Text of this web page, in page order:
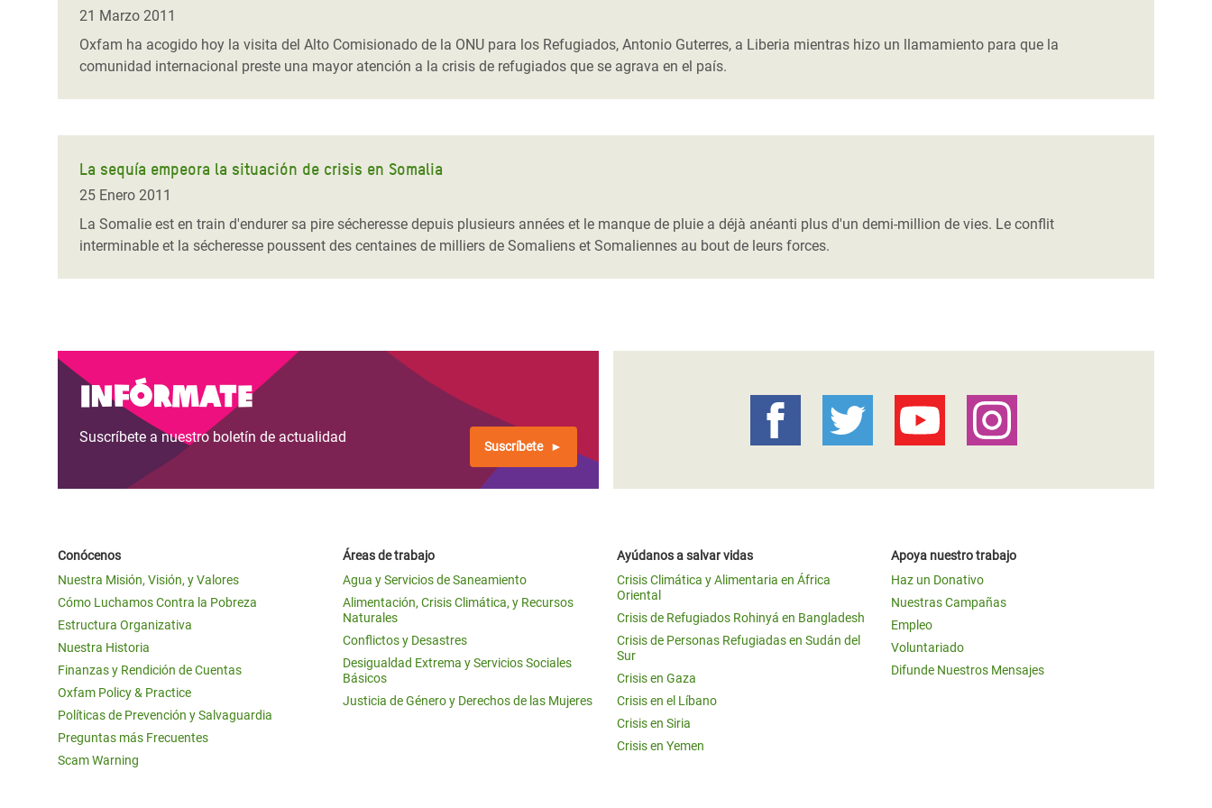
Conflictos y Desastres
Desigualdad Extrema y
Servicios Sociales Básicos
Digital Age
Gender, Rights, and Justice
en África Oriental
Crisis de Personas Refugiadas
en Sudán del Sur
en Bangladesh
Crisis en Yemen
#ActuaPorElClima
Erradiquemos el Sufrimiento Humano que
se Oculta tras los Alimentos
ayuda
21 Marzo 2011
Oxfam ha acogido hoy la visita del Alto Comisionado de la ONU para los Refugiados, Antonio Guterres, a Liberia mientras hizo un llamamiento para que la
comunidad internacional preste una mayor atención a la crisis de refugiados que se agrava en el país.
La sequía empeora la situación de crisis en Somalia
25 Enero 2011
La Somalie est en train d'endurer sa pire sécheresse depuis plusieurs années et le manque de pluie a déjà anéanti plus d'un demi-million de vies. Le conflit
interminable et la sécheresse poussent des centaines de milliers de Somaliens et Somaliennes au bout de leurs forces.
Infórmate
Suscríbete a nuestro boletín de actualidad
Suscríbete
Conócenos
Nuestra Misión, Visión, y Valores
Cómo Luchamos Contra la Pobreza
Estructura Organizativa
Nuestra Historia
Finanzas y Rendición de Cuentas
Oxfam Policy & Practice
Políticas de Prevención y Salvaguardia
Preguntas más Frecuentes
Scam Warning
Áreas de trabajo
Agua y Servicios de Saneamiento
Alimentación, Crisis Climática, y Recursos
Naturales
Conflictos y Desastres
Desigualdad Extrema y Servicios Sociales
Básicos
Justicia de Género y Derechos de las Mujeres
Ayúdanos a salvar vidas
Crisis Climática y Alimentaria en África
Oriental
Crisis de Refugiados Rohinyá en Bangladesh
Crisis de Personas Refugiadas en Sudán del
Sur
Crisis en Gaza
Crisis en el Líbano
Crisis en Siria
Crisis en Yemen
Apoya nuestro trabajo
Haz un Donativo
Nuestras Campañas
Empleo
Voluntariado
Difunde Nuestros Mensajes